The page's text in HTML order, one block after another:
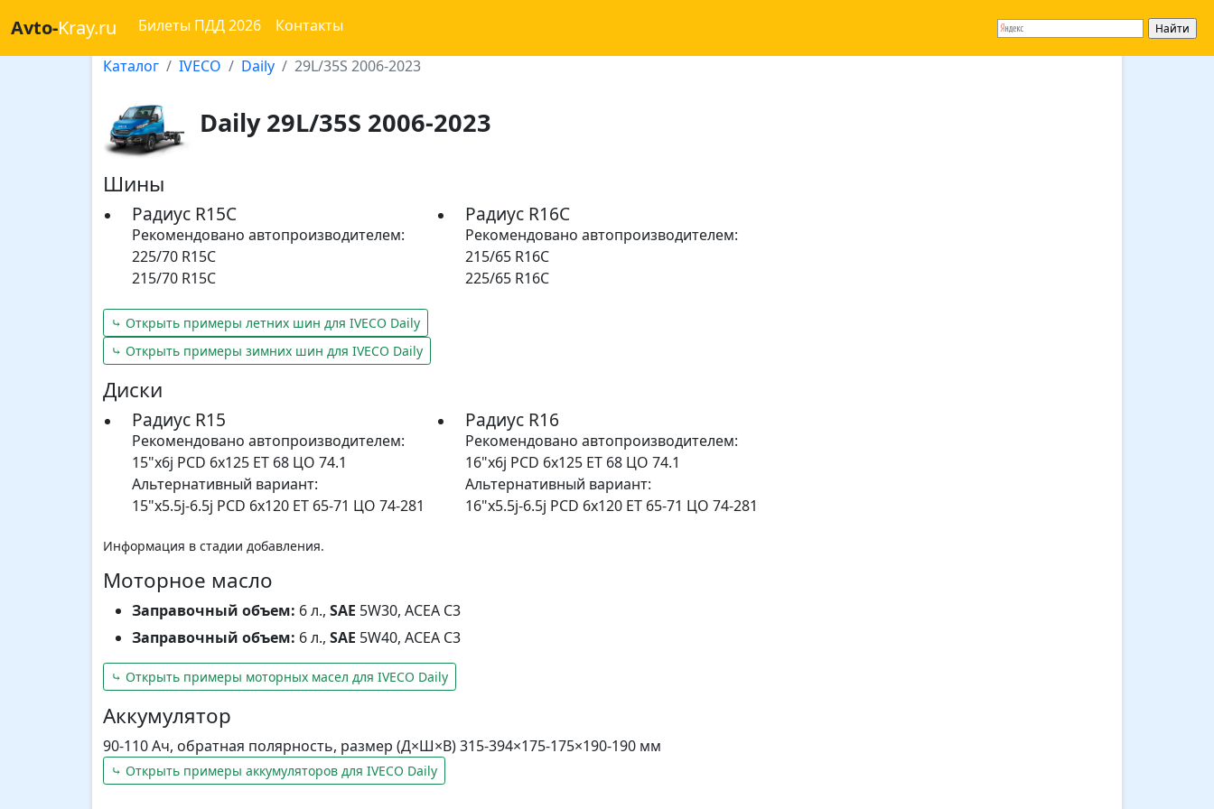
Avto-Kray.ru Билеты ПДД 2026 Контакты
Каталог IVECO Daily 29L/35S 2006-2023
Daily 29L/35S 2006-2023
Шины
Радиус R15C
Рекомендовано автопроизводителем:
225/70 R15C
215/70 R15C
Радиус R16C
Рекомендовано автопроизводителем:
215/65 R16C
225/65 R16C
⤷ Открыть примеры летних шин для IVECO Daily
⤷ Открыть примеры зимних шин для IVECO Daily
Диски
Радиус R15
Рекомендовано автопроизводителем:
15"x6j PCD 6x125 ET 68 ЦО 74.1
Альтернативный вариант:
15"x5.5j-6.5j PCD 6x120 ET 65-71 ЦО 74-281
Радиус R16
Рекомендовано автопроизводителем:
16"x6j PCD 6x125 ET 68 ЦО 74.1
Альтернативный вариант:
16"x5.5j-6.5j PCD 6x120 ET 65-71 ЦО 74-281
Информация в стадии добавления.
Моторное масло
Заправочный объем: 6 л., SAE 5W30, ACEA C3
Заправочный объем: 6 л., SAE 5W40, ACEA C3
⤷ Открыть примеры моторных масел для IVECO Daily
Аккумулятор
90-110 Ач, обратная полярность, размер (Д×Ш×В) 315-394×175-175×190-190 мм
⤷ Открыть примеры аккумуляторов для IVECO Daily